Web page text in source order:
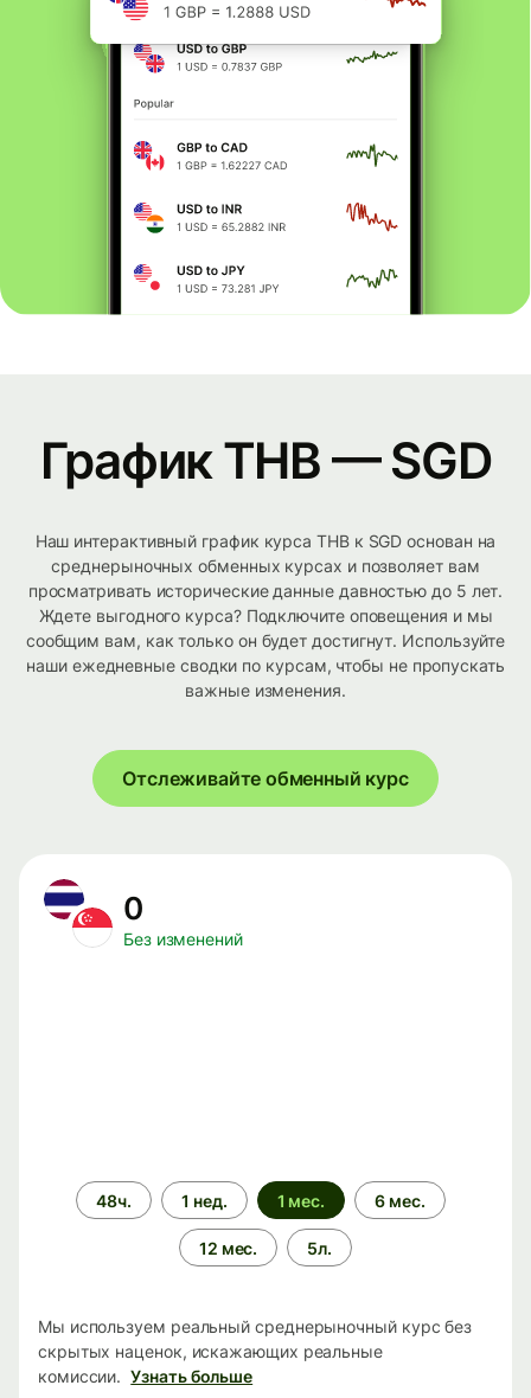
График THB — SGD
Наш интерактивный график курса THB к SGD основан на
среднерыночных обменных курсах и позволяет вам
просматривать исторические данные давностью до 5 лет.
Ждете выгодного курса? Подключите оповещения и мы
сообщим вам, как только он будет достигнут. Используйте
наши ежедневные сводки по курсам, чтобы не пропускать
важные изменения.
Отслеживайте обменный курс
0
Без изменений
Период
времени
48ч. 1 нед. 1 мес. 6 мес.
12 мес. 5л.
Мы используем реальный среднерыночный курс без
скрытых наценок, искажающих реальные
комиссии. Узнать больше